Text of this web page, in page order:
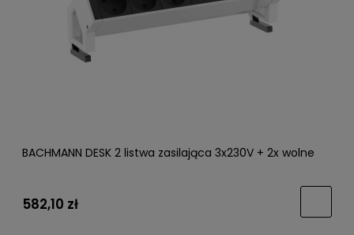
BACHMANN DESK 2 listwa zasilająca 3x230V + 2x wolne
582,10 zł